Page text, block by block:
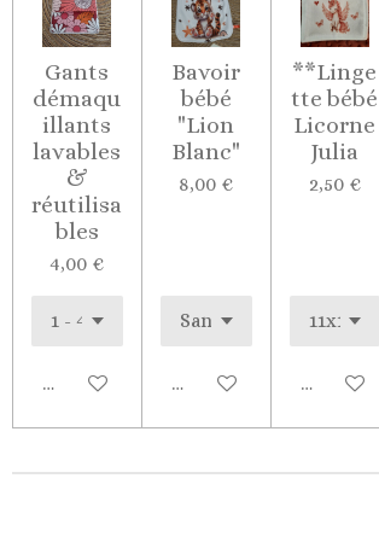
Gants
démaqu
illants
lavables
&
réutilisa
bles
4,00 €
Ajouter au panier
Bavoir
bébé
"Lion
Blanc"
8,00 €
Voir les détails
**Linge
tte bébé
Licorne
Julia
2,50 €
Voir les